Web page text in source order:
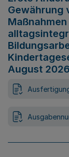
Gewährung
August